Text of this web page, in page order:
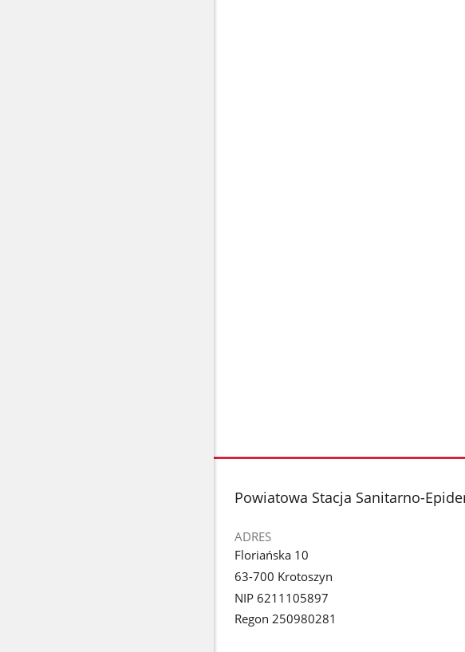
stopka
Powiatowa Stacja Sanitarno-
ADRES
Floriańska 10
63-700 Krotoszyn
NIP 6211105897
Regon 250980281